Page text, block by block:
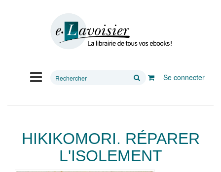
Rechercher
Se connecter
HIKIKOMORI. RÉPARER
L'ISOLEMENT